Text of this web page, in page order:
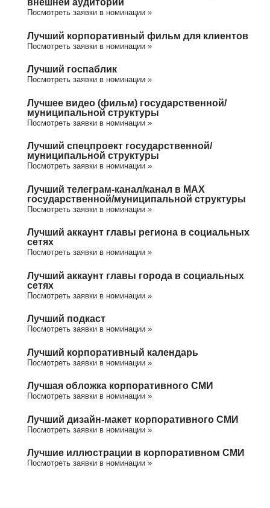
Посмотреть заявки в номинации »
Лучший корпоративный фильм для клиентов
Посмотреть заявки в номинации »
Лучший госпаблик
Посмотреть заявки в номинации »
Лучшее видео (фильм) государственной/
муниципальной структуры
Посмотреть заявки в номинации »
Лучший спецпроект государственной/
муниципальной структуры
Посмотреть заявки в номинации »
Лучший телеграм-канал/канал в МАХ
государственной/муниципальной структуры
Посмотреть заявки в номинации »
Лучший аккаунт главы региона в социальных
сетях
Посмотреть заявки в номинации »
Лучший аккаунт главы города в социальных
сетях
Посмотреть заявки в номинации »
Лучший подкаст
Посмотреть заявки в номинации »
Лучший корпоративный календарь
Посмотреть заявки в номинации »
Лучшая обложка корпоративного СМИ
Посмотреть заявки в номинации »
Лучший дизайн-макет корпоративного СМИ
Посмотреть заявки в номинации »
Лучшие иллюстрации в корпоративном СМИ
Посмотреть заявки в номинации »